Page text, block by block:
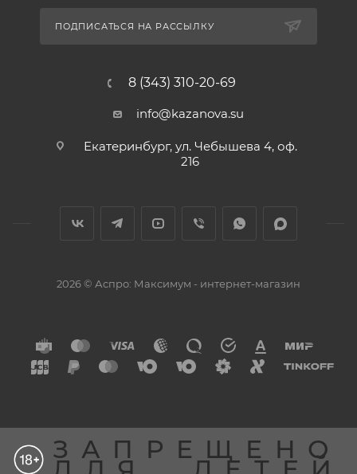
ПОДПИСАТЬСЯ НА РАССЫЛКУ
8 (343) 310-20-69
info@kazanova.su
Екатеринбург, ул. Чебышева 4, оф.
216
2026 © Аспро: Максимум - интернет-магазин
ЗАПРЕЩЕНО